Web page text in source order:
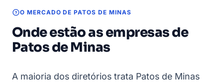
O MERCADO DE PATOS DE MINAS
Onde estão as empresas de
Patos de Minas
A maioria dos diretórios trata Patos de Minas